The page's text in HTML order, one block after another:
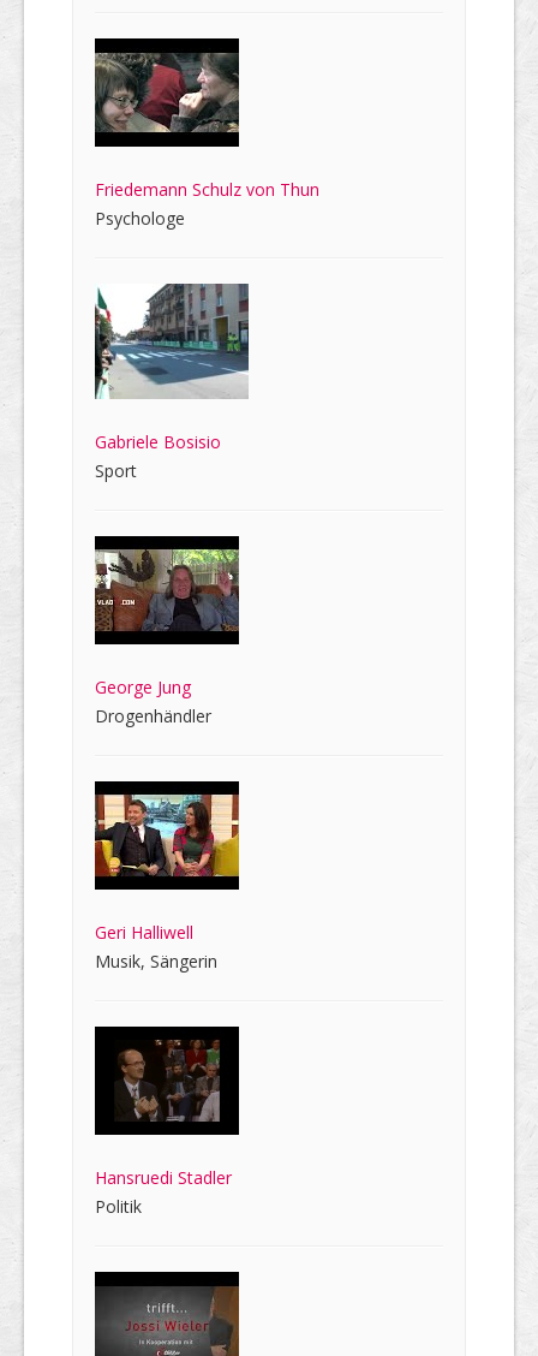
Friedemann Schulz von Thun
Psychologe
Gabriele Bosisio
Sport
George Jung
Drogenhändler
Geri Halliwell
Musik, Sängerin
Hansruedi Stadler
Politik